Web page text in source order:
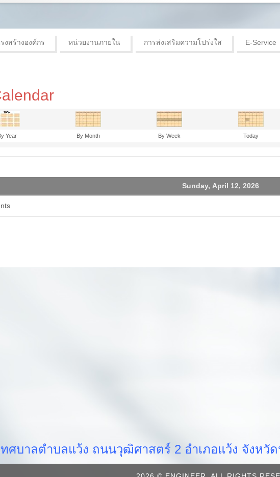
งสร้างองค์กร หน่วยงานภายใน การส่งเสริมความโปร่งใส E-Service
Year By Month By Week Today
Sunday, April 12, 2026
ทศบาลตำบลแว้ง ถนนวุฒิศาสตร์ 2 อำเภอแว้ง จังหวั